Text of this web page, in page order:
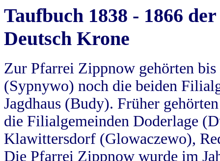
Taufbuch 1838 - 1866
Deutsch Krone
Zur Pfarrei Zippnow gehörten
(Sypnywo) noch die beiden
Jagdhaus (Budy). Früher
die Filialgemeinden Doderlage
Klawittersdorf (Glowaczewo),
Die Pfarrei Zippnow wurde im